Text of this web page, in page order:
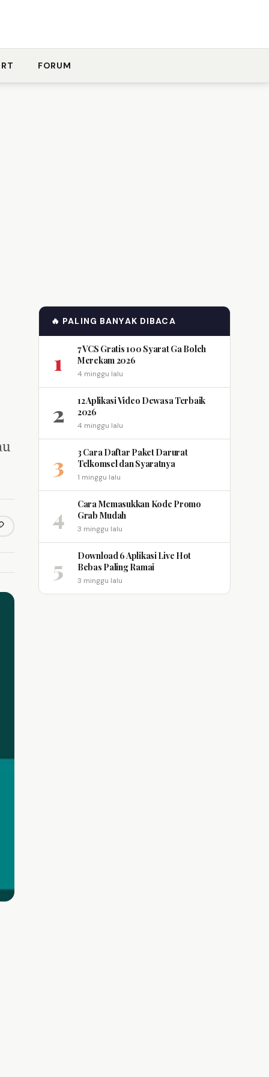
FORUM
link
🔥 PALING BANYAK DIBACA
1
7 VCS Gratis 100 Syarat Ga Boleh
Merekam 2026
4 minggu lalu
2
12 Aplikasi Video Dewasa Terbaik
2026
4 minggu lalu
3
3 Cara Daftar Paket Darurat
Telkomsel dan Syaratnya
1 minggu lalu
4
Cara Memasukkan Kode Promo
Grab Mudah
3 minggu lalu
5
Download 6 Aplikasi Live Hot
Bebas Paling Ramai
3 minggu lalu